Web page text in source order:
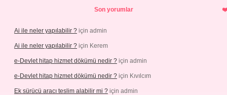
Son yorumlar
Ai ile neler yapılabilir ? için admin
Ai ile neler yapılabilir ? için Kerem
e-Devlet hitap hizmet dökümü nedir ? için admin
e-Devlet hitap hizmet dökümü nedir ? için Kıvılcım
Ek sürücü aracı teslim alabilir mi ? için admin